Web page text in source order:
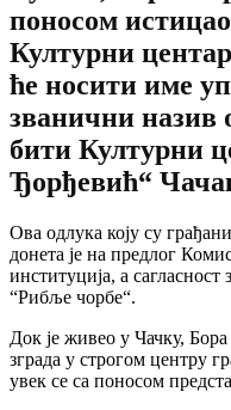
поносом
Културни
ће носити име
званични назив
бити Културни
Ђорђевић“
Ова одлука коју су
донета је на предлог
институција, а сагласност
“Рибље чорбе“.
Док је живео у Чачку, Бора
зграда у строгом центру
увек се са поносом